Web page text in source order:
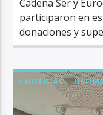
Cadena Ser y
participaron en
donaciones y
+ NOTICIAS